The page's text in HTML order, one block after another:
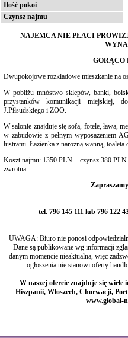
Ilość pokoi
Czynsz najmu
NAJEMCA NIE PŁACI
GORĄCO
Dwupokojowe rozkładowe mieszkanie na
W pobliżu mnóstwo sklepów, banki,
przystanków komunikacji miejskiej,
J.Piłsudskiego i ZOO.
W salonie znajduje się sofa, fotele, ława,
w zabudowie z pełnym wyposażeniem
lustrami. Łazienka z narożną wanną,
Koszt najmu: 1350 PLN + czynsz 380
zwrotna.
tel. 796 145 111 lub 796 122
UWAGA: Biuro nie ponosi
Dane są publikowane wg informacji
danym momencie nieaktualna, więc
ogłoszenia nie stanowi oferty
W naszej ofercie znajduje się wiele
Hiszpanii, Włoszech, Chorwacji,
www.global-